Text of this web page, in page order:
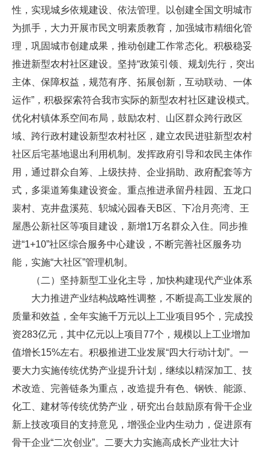
性，实现城乡依规建设、依法管理。以创建全国文明城市
为抓手，大力开展市民文明素质教育，加强城市精细化管
理，巩固城市创建成果，推动创建工作常态化。积极稳妥
推进新型农村社区建设。坚持“政策引领、规划先行，突出
主体、保障权益，规范有序、拓展创新，互动联动、一体
运作”，积极探索符合我市实际的新型农村社区建设模式。
优化村镇体系空间布局，鼓励农村、山区群众跨行政区
域、跨行政村建设新型农村社区，建立农民进驻新型农村
社区后宅基地退出利用机制。发挥政府引导和农民主体作
用，通过群众自筹、上级扶持、企业捐助、政府配套等方
式，多渠道筹集建设资金。重点推进承留丹桂园、五龙口
裴村、克井盘溪苑、轵城沁园春天B区、下冶月亮湾、王
屋愚公新社区等项目建设，新增1万名群众入住。同步推
进“1+10”社区综合服务中心建设，不断完善社区服务功
能，实施“大社区”管理机制。
（二）坚持新型工业化主导，加快构建现代产业体系
大力推进产业结构战略性调整，不断提高工业发展的
质量和效益，全年实施千万元以上工业项目95个，完成投
资283亿元，其中亿元以上项目77个，规模以上工业增加
值增长15%左右。积极推进工业发展“四大行动计划”。一
要大力实施传统优势产业提升计划，继续以精深加工、技
术改造、完善链条为重点，改造提升有色、钢铁、能源、
化工、建材等传统优势产业，研究出台鼓励原有骨干企业
新上技改项目的支持意见，增强企业内生动力，促进原有
骨干企业“二次创业”。二要大力实施高成长产业壮大计